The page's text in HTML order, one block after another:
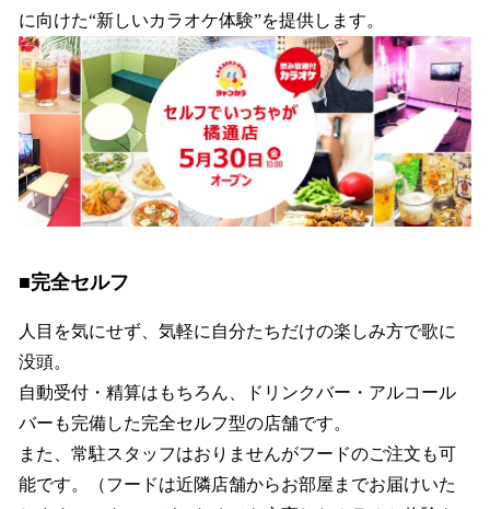
す
に向けた“新しいカラオケ体験”を提供します。
■完全セルフ
人目を気にせず、気軽に自分たちだけの楽しみ方で歌に
没頭。
自動受付・精算はもちろん、ドリンクバー・アルコール
バーも完備した完全セルフ型の店舗です。
また、常駐スタッフはおりませんがフードのご注文も可
能です。（フードは近隣店舗からお部屋までお届けいた